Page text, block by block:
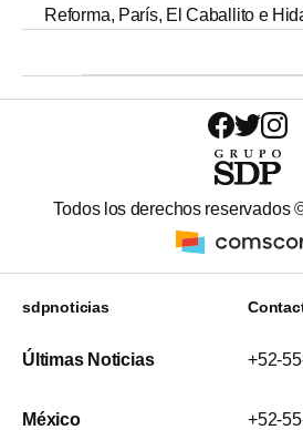
Reforma, París, El Caballito e
Todos los derechos reservados
sdpnoticias
Últimas Noticias
México
+52-
+52-